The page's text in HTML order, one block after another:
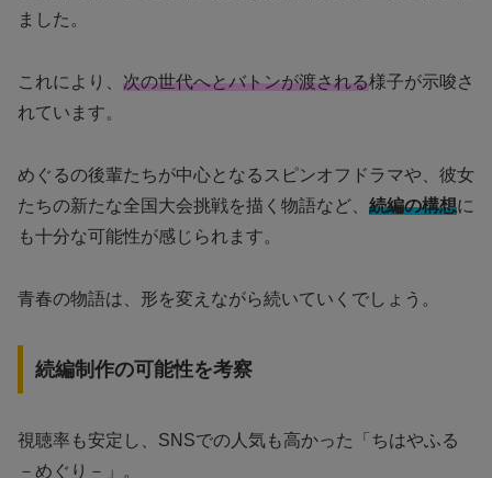
ました。
これにより、 次の世代へとバトンが渡される様子が示唆さ
れています。
めぐるの後輩たちが中心となるスピンオフドラマや、彼女
たちの新たな全国大会挑戦を描く物語など、 続編の構想に
も十分な可能性が感じられます。
青春の物語は、形を変えながら続いていくでしょう。
続編制作の可能性を考察
視聴率も安定し、SNSでの人気も高かった「ちはやふる
－めぐり－」。